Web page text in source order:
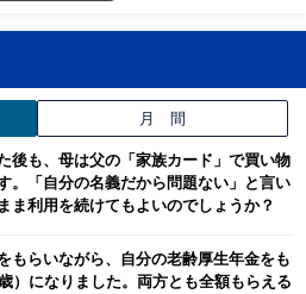
月 間
後も、母は父の「家族カード」で買い物
。「自分の名義だから問題ない」と言い
ま利用を続けてもよいのでしょうか？
もらいながら、自分の老齢厚生年金をも
）になりました。両方とも全額もらえる